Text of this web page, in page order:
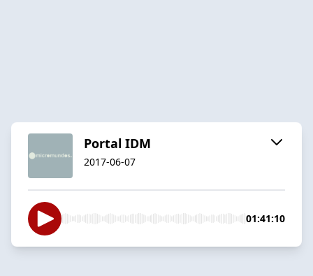
Portal IDM
2017-06-07
01:41:10